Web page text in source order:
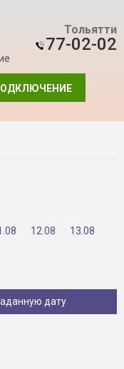
Тольятти
77-02-02
12.08 13.08
дату